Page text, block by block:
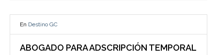
En Destino GC
ABOGADO PARA ADSCRIPCIÓN TEMPORAL